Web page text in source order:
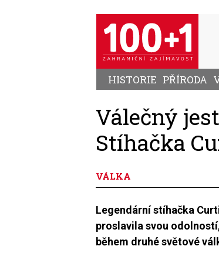
HISTORIE PŘÍRODA
Válečný
Stíhačka
VÁLKA
Legendární stíhačka
proslavila svou
během druhé světové